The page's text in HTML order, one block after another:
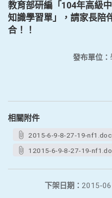
教育部研編「104年高級
知識學習單」，請家長陪
合！！
發布單位：
相關附件
2015-6-9-8-27-19-nf1.doc
12015-6-9-8-27-19-
下架日期： 2015-